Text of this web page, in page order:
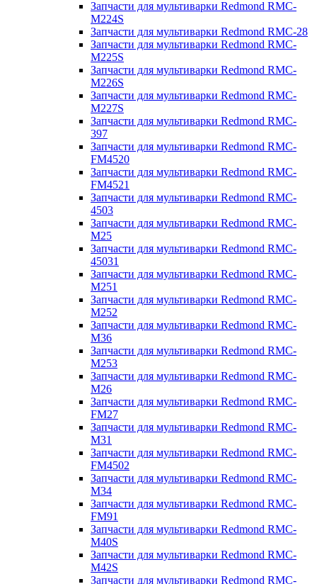
Запчасти для мультиварки Redmond RMC-
M224S
Запчасти для мультиварки Redmond RMC-28
Запчасти для мультиварки Redmond RMC-
M225S
Запчасти для мультиварки Redmond RMC-
M226S
Запчасти для мультиварки Redmond RMC-
M227S
Запчасти для мультиварки Redmond RMC-
397
Запчасти для мультиварки Redmond RMC-
FM4520
Запчасти для мультиварки Redmond RMC-
FM4521
Запчасти для мультиварки Redmond RMC-
4503
Запчасти для мультиварки Redmond RMC-
M25
Запчасти для мультиварки Redmond RMC-
45031
Запчасти для мультиварки Redmond RMC-
M251
Запчасти для мультиварки Redmond RMC-
M252
Запчасти для мультиварки Redmond RMC-
M36
Запчасти для мультиварки Redmond RMC-
M253
Запчасти для мультиварки Redmond RMC-
M26
Запчасти для мультиварки Redmond RMC-
FM27
Запчасти для мультиварки Redmond RMC-
M31
Запчасти для мультиварки Redmond RMC-
FM4502
Запчасти для мультиварки Redmond RMC-
M34
Запчасти для мультиварки Redmond RMC-
FM91
Запчасти для мультиварки Redmond RMC-
M40S
Запчасти для мультиварки Redmond RMC-
M42S
Запчасти для мультиварки Redmond RMC-